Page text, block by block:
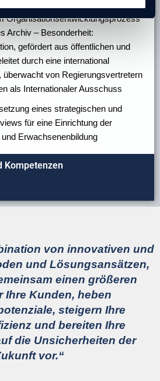
von innovativen und
und Lösungsansätzen,
einen größeren
Ihre Kunden, heben
steigern Ihre
und bereiten Ihre
die Unsicherheiten der
vor.“
Organisationsentwicklungsprozess
Archiv – Besonderheit:
gefördert aus öffentlichen und
durch eine international
überwacht von Regierungsvertretern
als Internationaler Ausschuss
eines strategischen und
für eine Einrichtung der
Erwachsenenbildung
Kompetenzen